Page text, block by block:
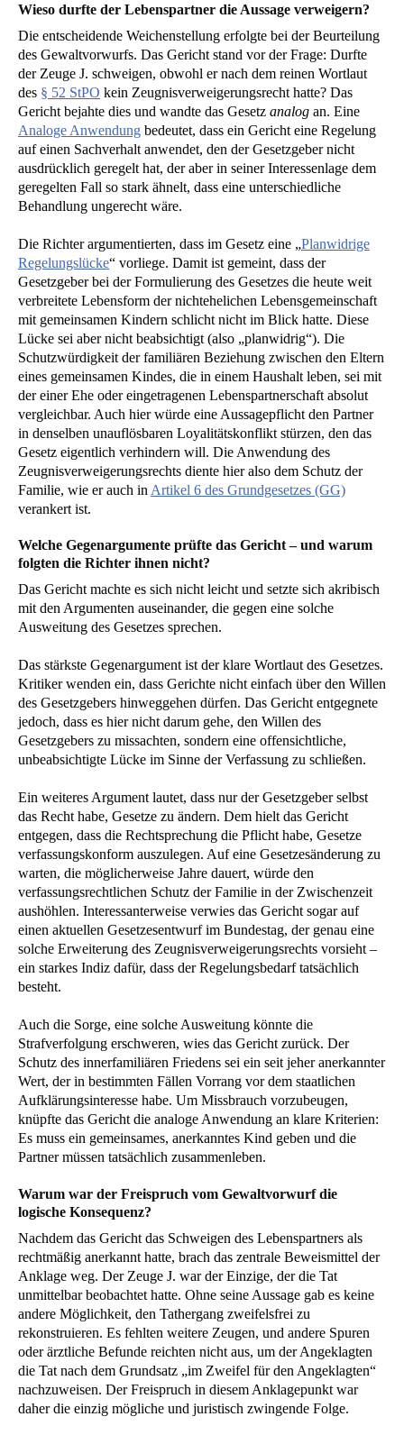
Wieso durfte der Lebenspartner die Aussage verweigern?
Die entscheidende Weichenstellung erfolgte bei der Beurteilung
des Gewaltvorwurfs. Das Gericht stand vor der Frage: Durfte
der Zeuge J. schweigen, obwohl er nach dem reinen Wortlaut
des § 52 StPO kein Zeugnisverweigerungsrecht hatte? Das
Gericht bejahte dies und wandte das Gesetz analog an. Eine
Analoge Anwendung bedeutet, dass ein Gericht eine Regelung
auf einen Sachverhalt anwendet, den der Gesetzgeber nicht
ausdrücklich geregelt hat, der aber in seiner Interessenlage dem
geregelten Fall so stark ähnelt, dass eine unterschiedliche
Behandlung ungerecht wäre.
Die Richter argumentierten, dass im Gesetz eine „Planwidrige
Regelungslücke“ vorliege. Damit ist gemeint, dass der
Gesetzgeber bei der Formulierung des Gesetzes die heute weit
verbreitete Lebensform der nichtehelichen Lebensgemeinschaft
mit gemeinsamen Kindern schlicht nicht im Blick hatte. Diese
Lücke sei aber nicht beabsichtigt (also „planwidrig“). Die
Schutzwürdigkeit der familiären Beziehung zwischen den Eltern
eines gemeinsamen Kindes, die in einem Haushalt leben, sei mit
der einer Ehe oder eingetragenen Lebenspartnerschaft absolut
vergleichbar. Auch hier würde eine Aussagepflicht den Partner
in denselben unauflösbaren Loyalitätskonflikt stürzen, den das
Gesetz eigentlich verhindern will. Die Anwendung des
Zeugnisverweigerungsrechts diente hier also dem Schutz der
Familie, wie er auch in Artikel 6 des Grundgesetzes (GG)
verankert ist.
Welche Gegenargumente prüfte das Gericht – und warum
folgten die Richter ihnen nicht?
Das Gericht machte es sich nicht leicht und setzte sich akribisch
mit den Argumenten auseinander, die gegen eine solche
Ausweitung des Gesetzes sprechen.
Das stärkste Gegenargument ist der klare Wortlaut des Gesetzes.
Kritiker wenden ein, dass Gerichte nicht einfach über den Willen
des Gesetzgebers hinweggehen dürfen. Das Gericht entgegnete
jedoch, dass es hier nicht darum gehe, den Willen des
Gesetzgebers zu missachten, sondern eine offensichtliche,
unbeabsichtigte Lücke im Sinne der Verfassung zu schließen.
Ein weiteres Argument lautet, dass nur der Gesetzgeber selbst
das Recht habe, Gesetze zu ändern. Dem hielt das Gericht
entgegen, dass die Rechtsprechung die Pflicht habe, Gesetze
verfassungskonform auszulegen. Auf eine Gesetzesänderung zu
warten, die möglicherweise Jahre dauert, würde den
verfassungsrechtlichen Schutz der Familie in der Zwischenzeit
aushöhlen. Interessanterweise verwies das Gericht sogar auf
einen aktuellen Gesetzesentwurf im Bundestag, der genau eine
solche Erweiterung des Zeugnisverweigerungsrechts vorsieht –
ein starkes Indiz dafür, dass der Regelungsbedarf tatsächlich
besteht.
Auch die Sorge, eine solche Ausweitung könnte die
Strafverfolgung erschweren, wies das Gericht zurück. Der
Schutz des innerfamiliären Friedens sei ein seit jeher anerkannter
Wert, der in bestimmten Fällen Vorrang vor dem staatlichen
Aufklärungsinteresse habe. Um Missbrauch vorzubeugen,
knüpfte das Gericht die analoge Anwendung an klare Kriterien:
Es muss ein gemeinsames, anerkanntes Kind geben und die
Partner müssen tatsächlich zusammenleben.
Warum war der Freispruch vom Gewaltvorwurf die
logische Konsequenz?
Nachdem das Gericht das Schweigen des Lebenspartners als
rechtmäßig anerkannt hatte, brach das zentrale Beweismittel der
Anklage weg. Der Zeuge J. war der Einzige, der die Tat
unmittelbar beobachtet hatte. Ohne seine Aussage gab es keine
andere Möglichkeit, den Tathergang zweifelsfrei zu
rekonstruieren. Es fehlten weitere Zeugen, und andere Spuren
oder ärztliche Befunde reichten nicht aus, um der Angeklagten
die Tat nach dem Grundsatz „im Zweifel für den Angeklagten“
nachzuweisen. Der Freispruch in diesem Anklagepunkt war
daher die einzig mögliche und juristisch zwingende Folge.